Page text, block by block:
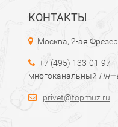
КОНТАКТЫ
Москва, 2-ая
+7 (495) 133-01-97
многоканальный
privet@topmuz.ru